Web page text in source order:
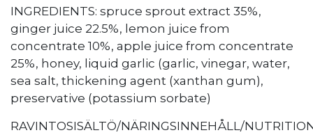
INGREDIENTS: spruce sprout extract 35%,
ginger juice 22.5%, lemon juice from
concentrate 10%, apple juice from concentrate
25%, honey, liquid garlic (garlic, vinegar, water,
sea salt, thickening agent (xanthan gum),
preservative (potassium sorbate)
RAVINTOSISÄLTÖ/NÄRINGSINNEHÅLL/